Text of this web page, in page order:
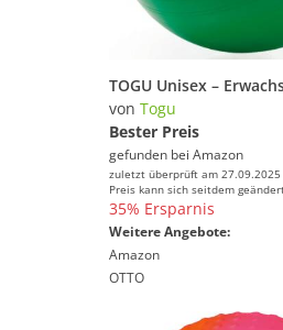
von Togu
Bester Preis
gefunden bei Amazon
zuletzt überprüft am
Preis kann sich seitdem
35% Ersparnis
Weitere Angebote:
Amazon
OTTO